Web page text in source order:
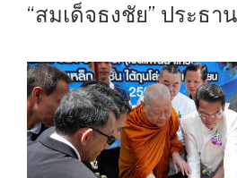
“สมเด็จธงชัย” ประธา